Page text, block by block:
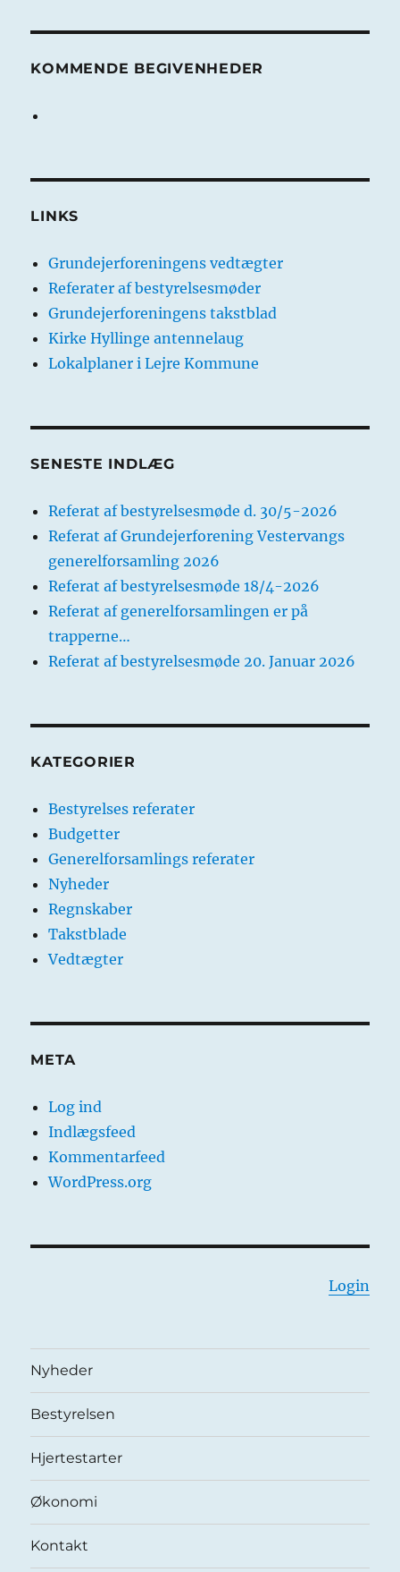
KOMMENDE BEGIVENHEDER
LINKS
Grundejerforeningens vedtægter
Referater af bestyrelsesmøder
Grundejerforeningens takstblad
Kirke Hyllinge antennelaug
Lokalplaner i Lejre Kommune
SENESTE INDLÆG
Referat af bestyrelsesmøde d. 30/5-2026
Referat af Grundejerforening Vestervangs
generelforsamling 2026
Referat af bestyrelsesmøde 18/4-2026
Referat af generelforsamlingen er på
trapperne…
Referat af bestyrelsesmøde 20. Januar 2026
KATEGORIER
Bestyrelses referater
Budgetter
Generelforsamlings referater
Nyheder
Regnskaber
Takstblade
Vedtægter
META
Log ind
Indlægsfeed
Kommentarfeed
WordPress.org
Login
Nyheder
Bestyrelsen
Hjertestarter
Økonomi
Kontakt